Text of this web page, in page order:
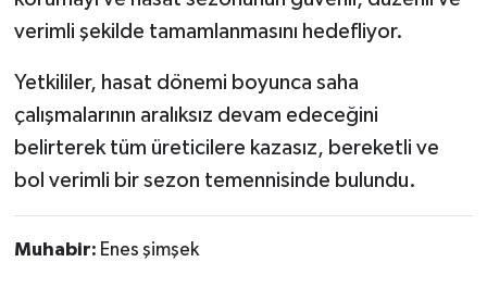
verimli şekilde tamamlanmasını hedefliyor.
Yetkililer, hasat dönemi boyunca saha
çalışmalarının aralıksız devam edeceğini
belirterek tüm üreticilere kazasız, bereketli ve
bol verimli bir sezon temennisinde bulundu.
Muhabir: Enes şimşek